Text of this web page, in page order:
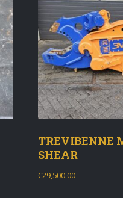
TREVIBENNE
SHEAR
€29,500.00